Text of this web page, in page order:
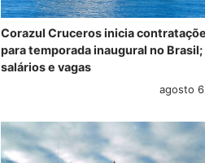
Corazul Cruceros inicia
para temporada inaugural no Brasil;
salários e vagas
agosto